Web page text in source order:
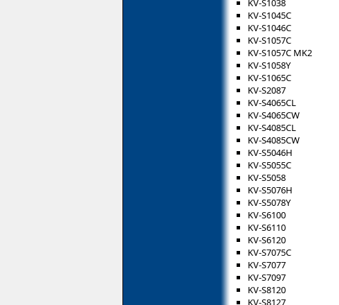
KV-S1038
KV-S1045C
KV-S1046C
KV-S1057C
KV-S1057C MK2
KV-S1058Y
KV-S1065C
KV-S2087
KV-S4065CL
KV-S4065CW
KV-S4085CL
KV-S4085CW
KV-S5046H
KV-S5055C
KV-S5058
KV-S5076H
KV-S5078Y
KV-S6100
KV-S6110
KV-S6120
KV-S7075C
KV-S7077
KV-S7097
KV-S8120
KV-S8127